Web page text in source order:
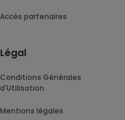
Accès partenaires
Légal
Conditions Générales
d'Utilisation
Mentions légales